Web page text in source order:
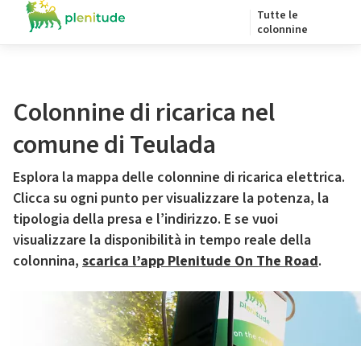
Tutte le
colonnine
Colonnine di ricarica nel
comune di Teulada
Esplora la mappa delle colonnine di ricarica elettrica.
Clicca su ogni punto per visualizzare la potenza, la
tipologia della presa e l’indirizzo. E se vuoi
visualizzare la disponibilità in tempo reale della
colonnina, scarica l’app Plenitude On The Road.